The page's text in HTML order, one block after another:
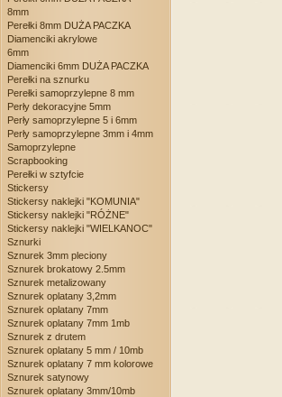
8mm
Perełki 8mm DUŻA PACZKA
Diamenciki akrylowe
6mm
Diamenciki 6mm DUŻA PACZKA
Perełki na sznurku
Perełki samoprzylepne 8 mm
Perły dekoracyjne 5mm
Perły samoprzylepne 5 i 6mm
Perły samoprzylepne 3mm i 4mm
Samoprzylepne
Scrapbooking
Perełki w sztyfcie
Stickersy
Stickersy naklejki "KOMUNIA"
Stickersy naklejki "RÓŻNE"
Stickersy naklejki "WIELKANOC"
Sznurki
Sznurek 3mm pleciony
Sznurek brokatowy 2.5mm
Sznurek metalizowany
Sznurek oplatany 3,2mm
Sznurek oplatany 7mm
Sznurek oplatany 7mm 1mb
Sznurek z drutem
Sznurek oplatany 5 mm / 10mb
Sznurek oplatany 7 mm kolorowe
Sznurek satynowy
Sznurek oplatany 3mm/10mb